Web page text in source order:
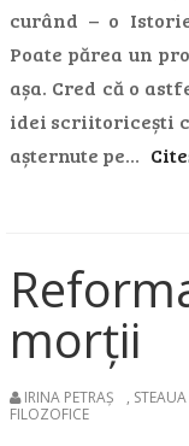
curând – o
Poate părea un
așa. Cred că o
idei scriitoricești
așternute pe…
morții
IRINA PETRAȘ ,
FILOZOFICE